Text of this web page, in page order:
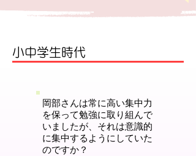
小中学生時代
岡部さんは常に高い集中力
を保って勉強に取り組んで
いましたが、それは意識的
に集中するようにしていた
のですか？